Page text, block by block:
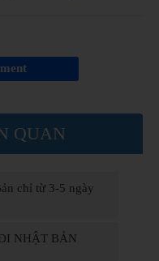
QUAN
chỉ từ 3-5 ngày
NHẬT BẢN